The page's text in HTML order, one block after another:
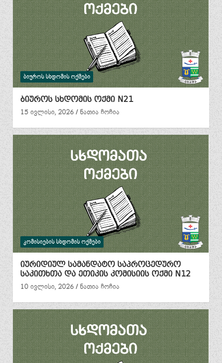
ᲑᲘᲣᲠᲝᲡ ᲡᲮᲓᲝᲛᲘᲡ ᲝᲥᲛᲔᲑᲘ
ბიუროს სხდომის ოქმი N21
15 ივლისი, 2026
ნათია ჩოჩია
ᲙᲝᲛᲘᲡᲘᲔᲑᲘᲡ ᲡᲮᲓᲝᲛᲘᲡ ᲝᲥᲛᲔᲑᲘ
იურიდიულ სამანდატო საპროცედურო
საკითხთა და ეთიკის კომისიის ოქმი N12
10 ივლისი, 2026
ნათია ჩოჩია